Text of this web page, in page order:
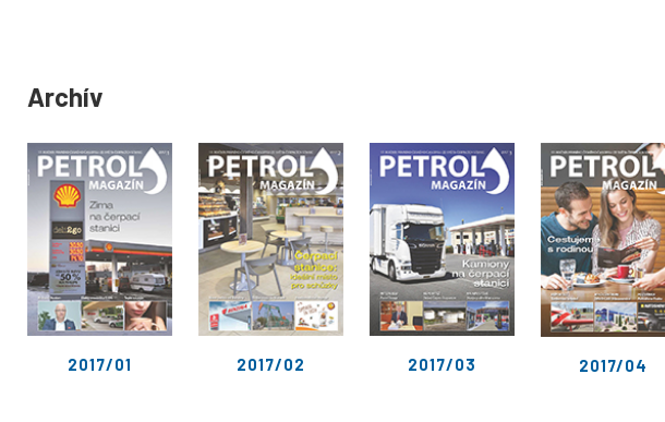
Archív
2017/01 2017/02 2017/03 2017/04